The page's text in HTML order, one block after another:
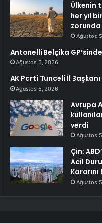
Ülkenin
her yıl
zorunda
Ağustos
Antonelli Belçika
Ağustos 5, 2026
AK Parti Tunceli İl
Ağustos 5, 2026
Avrupa
verdi
Ağustos
Çin:
Acil
Ağustos